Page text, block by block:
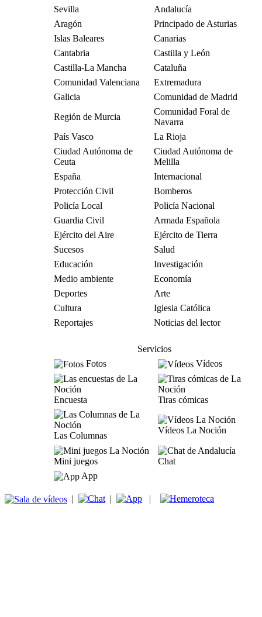
Sevilla
Andalucía
Aragón
Principado de Asturias
Islas Baleares
Canarias
Cantabria
Castilla y León
Castilla-La Mancha
Cataluña
Comunidad Valenciana
Extremadura
Galicia
Comunidad de Madrid
Región de Murcia
Comunidad Foral de
Navarra
País Vasco
La Rioja
Ciudad Autónoma de
Ceuta
Ciudad Autónoma de
Melilla
España
Internacional
Protección Civil
Bomberos
Policía Local
Policía Nacional
Guardia Civil
Armada Española
Ejército del Aire
Ejército de Tierra
Sucesos
Salud
Educación
Investigación
Medio ambiente
Economía
Deportes
Arte
Cultura
Iglesia Católica
Reportajes
Noticias del lector
Servicios
Fotos
Vídeos
Encuesta Tiras cómicas
Las Columnas
Vídeos La Noción
Mini juegos
Chat
App
| | |